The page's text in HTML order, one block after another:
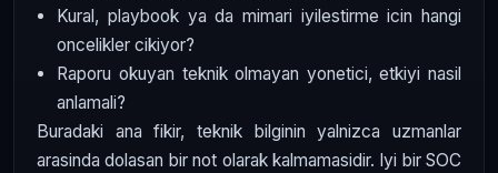
Kural, playbook ya da mimari iyilestirme icin hangi
oncelikler cikiyor?
Raporu okuyan teknik olmayan yonetici, etkiyi nasil
anlamali?
Buradaki ana fikir, teknik bilginin yalnizca uzmanlar
arasinda dolasan bir not olarak kalmamasidir. Iyi bir SOC